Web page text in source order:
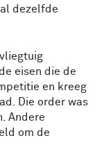
dezelfde
eisen die de
en kreeg
Die order was
Andere
om de